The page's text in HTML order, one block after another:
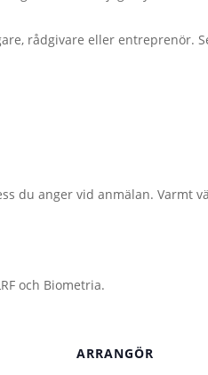
rådgivare eller entreprenör.
du anger vid anmälan. Varmt
och Biometria.
ARRANGÖR